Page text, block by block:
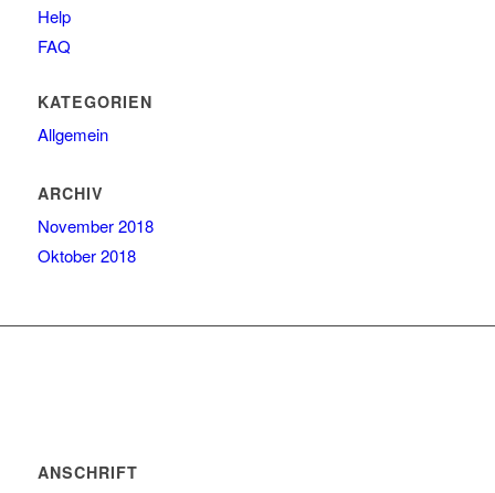
Help
FAQ
KATEGORIEN
Allgemein
ARCHIV
November 2018
Oktober 2018
ANSCHRIFT